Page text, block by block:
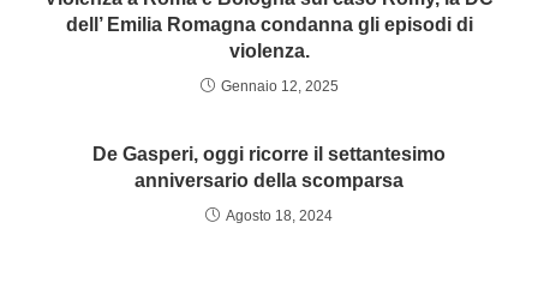
dell’ Emilia Romagna condanna gli episodi di
violenza.
Gennaio 12, 2025
De Gasperi, oggi ricorre il settantesimo
anniversario della scomparsa
Agosto 18, 2024